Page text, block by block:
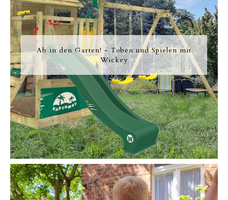
Ab in den Garten! - Toben und Spielen mit
Wickey